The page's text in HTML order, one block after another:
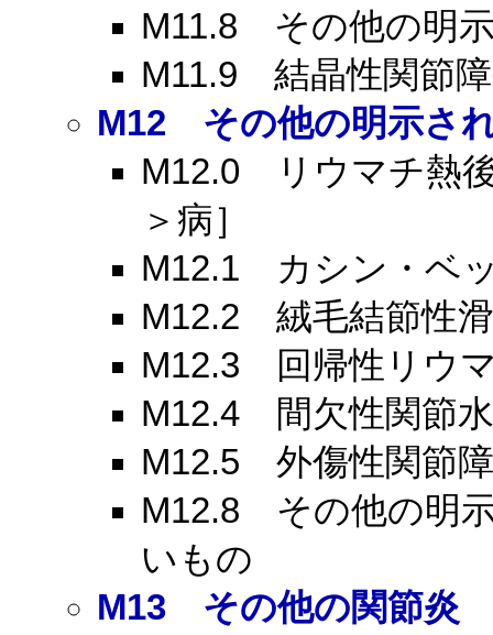
M11.8 その他の明
M11.9 結晶性関節
M12 その他の明示さ
M12.0 リウマチ熱後
＞病］
M12.1 カシン・ベッ
M12.2 絨毛結節性
M12.3 回帰性リウ
M12.4 間欠性関節
M12.5 外傷性関節
M12.8 その他の明
いもの
M13 その他の関節炎